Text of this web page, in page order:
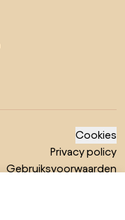
Cookies
Privacy policy
Gebruiksvoorwaarden